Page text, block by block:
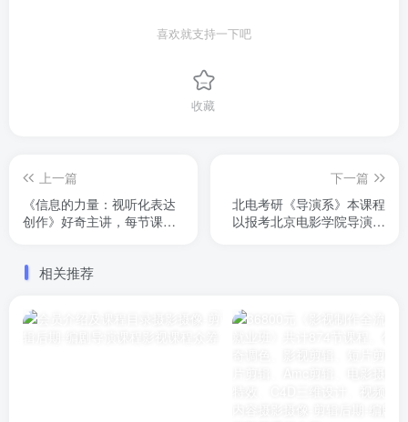
喜欢就支持一下吧
收藏
上一篇
《信息的力量：视听化表达
创作》好奇主讲，每节课都
下一篇
北电考研《导演系》本课程
以报考北京电影学院导演系
相关推荐